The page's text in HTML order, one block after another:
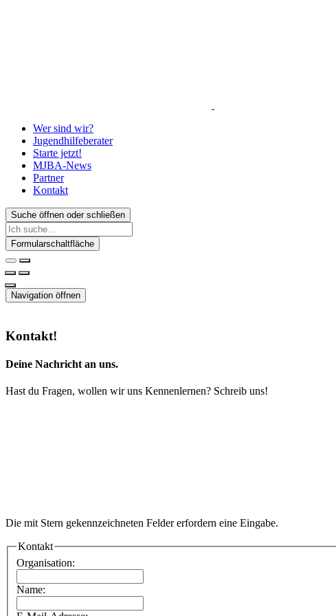
Wer sind wir?
Jugendhilfeberater
Starte jetzt!
MJBA-News
Partner
Kontakt
Suche öffnen oder schließen
Formularschaltfläche
Navigation öffnen
Kontakt!
Deine Nachricht an uns.
Hast du Fragen, wollen wir uns Kennenlernen? Schreib uns!
Die mit Stern gekennzeichneten Felder erfordern eine Eingabe.
Kontakt
Organisation:
Name: